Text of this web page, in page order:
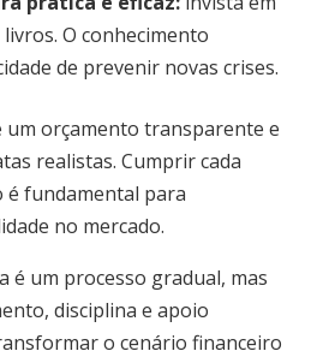
O conhecimento
de prevenir novas crises.
um orçamento transparente e
realistas. Cumprir cada
é fundamental para
no mercado.
é um processo gradual, mas
disciplina e apoio
o cenário financeiro